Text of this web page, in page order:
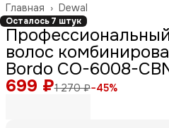
Dewal
Главная ›
Осталось 7 штук
волос
Bordo CO-6008-
699 ₽1 270 ₽−45%